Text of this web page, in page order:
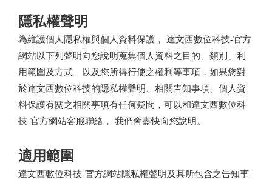
隱私權聲明
為維護個人隱私權與個人資料保護， 達文西數位科技-官方
網站以下列聲明向您說明蒐集個人資料之目的、類別、利
用範圍及方式、以及您所得行使之權利等事項，如果您對
於達文西數位科技的隱私權聲明、相關告知事項、個人資
料保護有關之相關事項有任何疑問，可以和達文西數位科
技-官方網站客服聯絡， 我們會盡快向您說明。
適用範圍
達文西數位科技-官方網站隱私權聲明及其所包含之告知事